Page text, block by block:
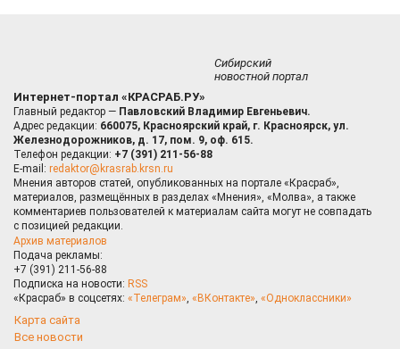
Сибирский
новостной портал
Интернет-портал «КРАСРАБ.РУ»
Главный редактор — Павловский Владимир Евгеньевич.
Адрес редакции: 660075, Красноярский край, г. Красноярск, ул.
Железнодорожников, д. 17, пом. 9, оф. 615.
Телефон редакции: +7 (391) 211-56-88
E-mail: redaktor@krasrab.krsn.ru
Мнения авторов статей, опубликованных на портале «Красраб»,
материалов, размещённых в разделах «Мнения», «Молва», а также
комментариев пользователей к материалам сайта могут не совпадать
с позицией редакции.
Архив материалов
Подача рекламы:
+7 (391) 211-56-88
Подписка на новости: RSS
«Красраб» в соцсетях: «Телеграм», «ВКонтакте», «Одноклассники»
Карта сайта
Все новости